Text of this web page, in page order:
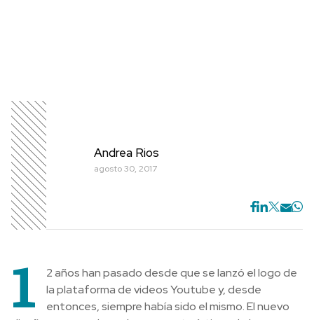
Andrea Rios
agosto 30, 2017
1
2 años han pasado desde que se lanzó el logo de
la plataforma de videos Youtube y, desde
entonces, siempre había sido el mismo. El nuevo